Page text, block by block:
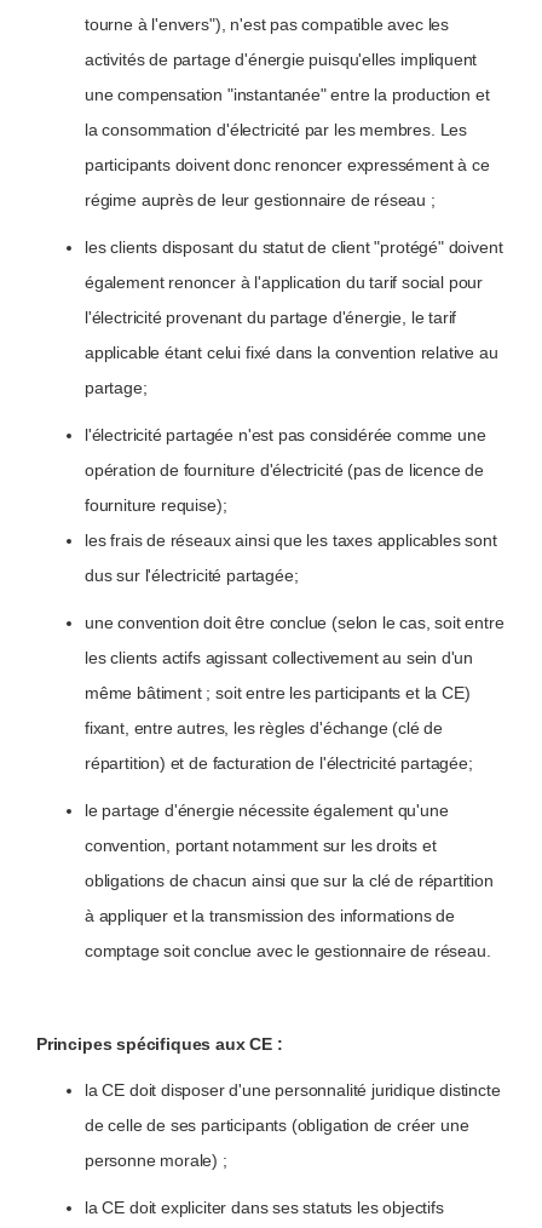
tourne à l'envers"), n'est pas compatible avec les
activités de partage d'énergie puisqu'elles impliquent
une compensation "instantanée" entre la production et
la consommation d'électricité par les membres. Les
participants doivent donc renoncer expressément à ce
régime auprès de leur gestionnaire de réseau ;
les clients disposant du statut de client "protégé" doivent
également renoncer à l'application du tarif social pour
l'électricité provenant du partage d'énergie, le tarif
applicable étant celui fixé dans la convention relative au
partage;
l'électricité partagée n'est pas considérée comme une
opération de fourniture d'électricité (pas de licence de
fourniture requise);
les frais de réseaux ainsi que les taxes applicables sont
dus sur l'électricité partagée;
une convention doit être conclue (selon le cas, soit entre
les clients actifs agissant collectivement au sein d'un
même bâtiment ; soit entre les participants et la CE)
fixant, entre autres, les règles d'échange (clé de
répartition) et de facturation de l'électricité partagée;
le partage d'énergie nécessite également qu'une
convention, portant notamment sur les droits et
obligations de chacun ainsi que sur la clé de répartition
à appliquer et la transmission des informations de
comptage soit conclue avec le gestionnaire de réseau.
Principes spécifiques aux CE :
la CE doit disposer d'une personnalité juridique distincte
de celle de ses participants (obligation de créer une
personne morale) ;
la CE doit expliciter dans ses statuts les objectifs